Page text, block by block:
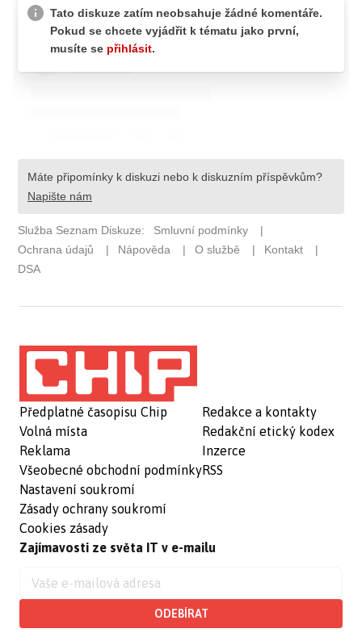
Předplatné časopisu Chip
Volná místa
Reklama
Všeobecné obchodní podmínky
Nastavení soukromí
Zásady ochrany soukromí
Cookies zásady
Redakce a kontakty
Redakční etický kodex
Inzerce
RSS
Zajímavosti ze světa IT v e-mailu
ODEBÍRAT